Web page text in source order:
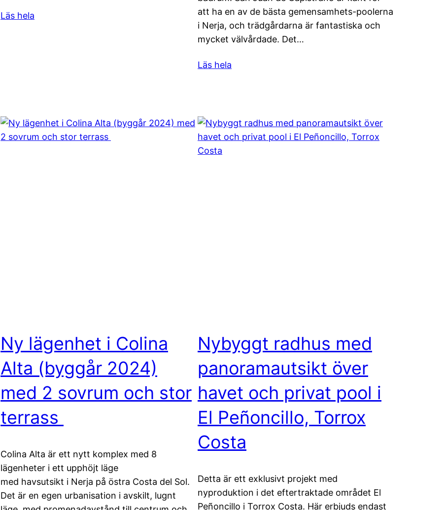
Läs hela
att ha en av de bästa gemensamhets-poolerna
i Nerja, och trädgårdarna är fantastiska och
mycket välvårdade. Det…
Läs hela
Ny lägenhet i Colina
Alta (byggår 2024)
med 2 sovrum och stor
terrass
Colina Alta är ett nytt komplex med 8
lägenheter i ett upphöjt läge
med havsutsikt i Nerja på östra Costa del Sol.
Det är en egen urbanisation i avskilt, lugnt
Nybyggt radhus med
panoramautsikt över
havet och privat pool i
El Peñoncillo, Torrox
Costa
Detta är ett exklusivt projekt med
nyproduktion i det eftertraktade området El
Peñoncillo i Torrox Costa. Här erbjuds endast